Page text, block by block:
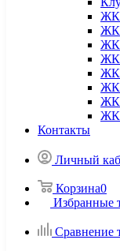
ЖК
ЖК
ЖК
ЖК
ЖК
ЖК
ЖК
ЖК
Контакты
Личный
Корзина0
Избранные
Сравнение